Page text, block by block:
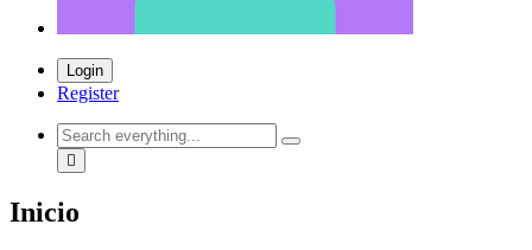
Login
Register
Inicio